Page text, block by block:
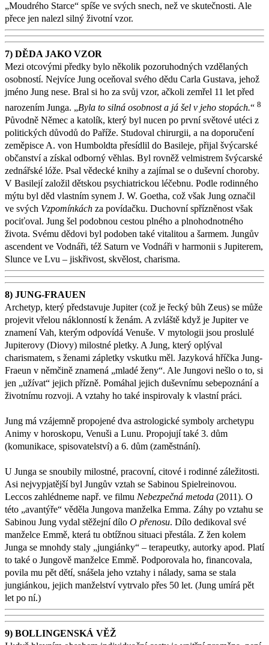
„Moudrého Starce“ spíše ve svých snech, než ve skutečnosti. Ale
přece jen nalezl silný životní vzor.
7) DĚDA JAKO VZOR
Mezi otcovými předky bylo několik pozoruhodných vzdělaných
osobností. Nejvíce Jung oceňoval svého dědu Carla Gustava, jehož
jméno Jung nese. Bral si ho za svůj vzor, ačkoli zemřel 11 let před
narozením Junga. „Byla to silná osobnost a já šel v jeho stopách.“ 8
Původně Němec a katolík, který byl nucen po první světové utéci z
politických důvodů do Paříže. Studoval chirurgii, a na doporučení
zeměpisce A. von Humboldta přesídlil do Basileje, přijal švýcarské
občanství a získal odborný věhlas. Byl rovněž velmistrem švýcarské
zednářské lóže. Psal vědecké knihy a zajímal se o duševní choroby.
V Basilejí založil dětskou psychiatrickou léčebnu. Podle rodinného
mýtu byl děd vlastním synem J. W. Goetha, což však Jung označil
ve svých Vzpomínkách za povídačku. Duchovní spřízněnost však
pociťoval. Jung šel podobnou cestou plného a plnohodnotného
života. Svému dědovi byl podoben také vitalitou a šarmem. Jungův
ascendent ve Vodnáři, též Saturn ve Vodnáři v harmonii s Jupiterem,
Slunce ve Lvu – jiskřivost, skvělost, charisma.
8) JUNG-FRAUEN
Archetyp, který představuje Jupiter (což je řecký bůh Zeus) se může
projevit vřelou náklonností k ženám. A zvláště když je Jupiter ve
znamení Vah, kterým odpovídá Venuše. V mytologii jsou proslulé
Jupiterovy (Diovy) milostné pletky. A Jung, který oplýval
charismatem, s ženami zápletky vskutku měl. Jazyková hříčka Jung-
Fraeun v němčině znamená „mladé ženy“. Ale Jungovi nešlo o to, si
jen „užívat“ jejich přízně. Pomáhal jejich duševnímu sebepoznání a
životnímu rozvoji. A vztahy ho také inspirovaly k vlastní práci.
Jung má vzájemně propojené dva astrologické symboly archetypu
Animy v horoskopu, Venuši a Lunu. Propojují také 3. dům
(komunikace, spisovatelství) a 6. dům (zaměstnání).
U Junga se snoubily milostné, pracovní, citové i rodinné záležitosti.
Asi nejvypjatější byl Jungův vztah se Sabinou Spielreinovou.
Leccos zahlédneme např. ve filmu Nebezpečná metoda (2011). O
této „avantýře“ věděla Jungova manželka Emma. Záhy po vztahu se
Sabinou Jung vydal stěžejní dílo O přenosu. Dílo dedikoval své
manželce Emmě, která tu obtížnou situaci přestála. Z žen kolem
Junga se mnohdy staly „jungiánky“ – terapeutky, autorky apod. Platí
to také o Jungově manželce Emmě. Podporovala ho, financovala,
povila mu pět dětí, snášela jeho vztahy i nálady, sama se stala
jungiánkou, jejich manželství vytrvalo přes 50 let. (Jung umírá pět
let po ní.)
9) BOLLINGENSKÁ VĚŽ